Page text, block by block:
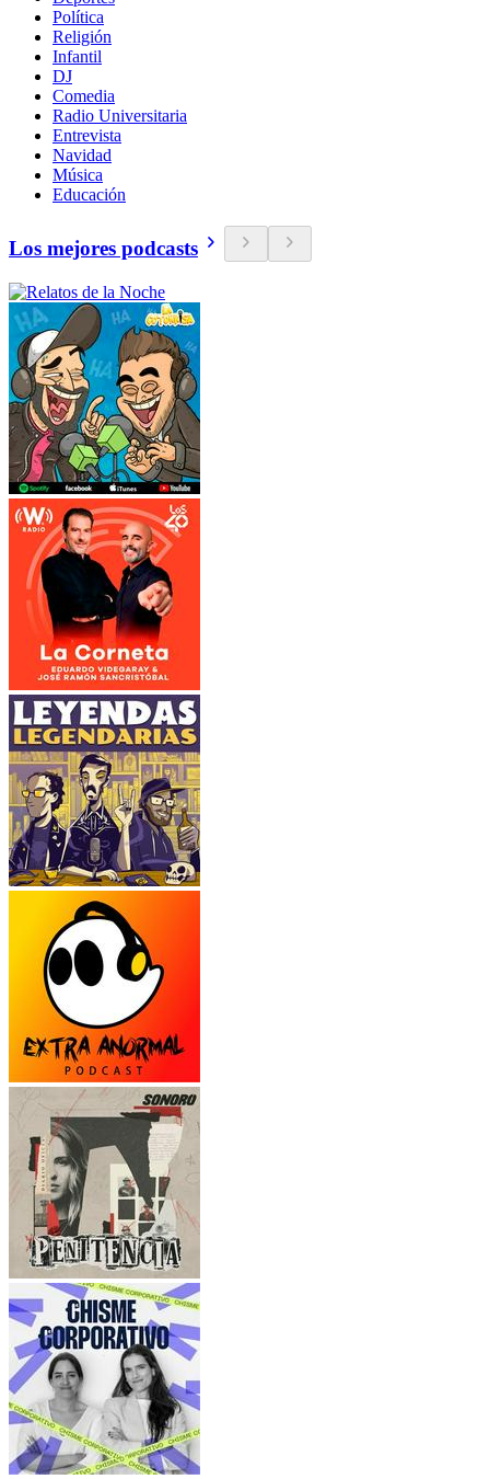
Política
Religión
Infantil
DJ
Comedia
Radio Universitaria
Entrevista
Navidad
Música
Educación
Los mejores podcasts